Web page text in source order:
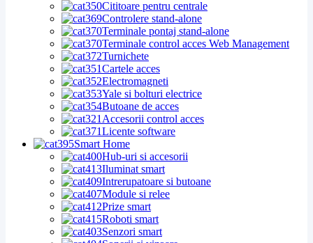
Cititoare pentru centrale
Controlere stand-alone
Terminale pontaj stand-alone
Terminale control acces Web Management
Turnichete
Cartele acces
Electromagneti
Yale si bolturi electrice
Butoane de acces
Accesorii control acces
Licente software
Smart Home
Hub-uri si accesorii
Iluminat smart
Intrerupatoare si butoane
Module si relee
Prize smart
Roboti smart
Senzori smart